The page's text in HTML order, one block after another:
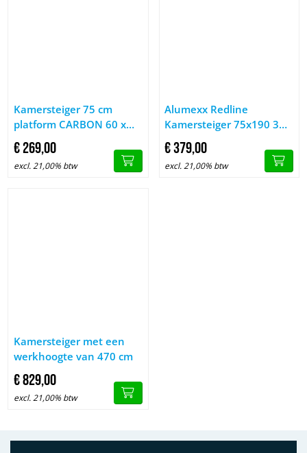
Afbeelding Kamersteiger 75 cm platform CARBON 60 x 190
Kamersteiger 75 cm
platform CARBON 60 x
190 cm met luik
€269,00
excl. 21,00% btw
Afbeelding Alumexx Redline
Alumexx Redline
Kamersteiger 75x190 3m
werkhoogte
€379,00
excl. 21,00% btw
Afbeelding Kamersteiger met een werkhoogte van 470 cm
Kamersteiger met een
werkhoogte van 470 cm
€829,00
excl. 21,00% btw